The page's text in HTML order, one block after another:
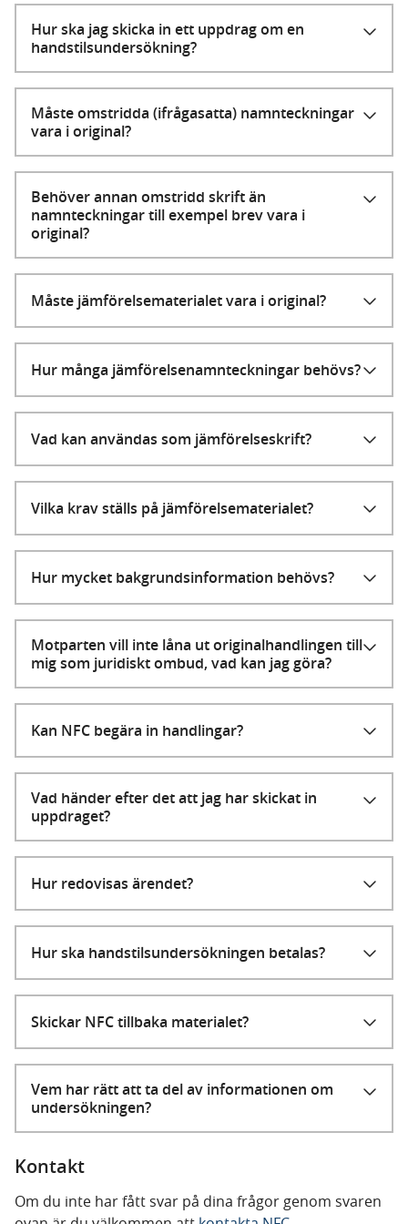
Hur ska jag skicka in ett uppdrag om en
handstilsundersökning?
Måste omstridda (ifrågasatta) namnteckningar
vara i original?
Behöver annan omstridd skrift än
namnteckningar till exempel brev vara i
original?
Måste jämförelsematerialet vara i original?
Hur många jämförelsenamnteckningar behövs?
Vad kan användas som jämförelseskrift?
Vilka krav ställs på jämförelsematerialet?
Hur mycket bakgrundsinformation behövs?
Motparten vill inte låna ut originalhandlingen till
mig som juridiskt ombud, vad kan jag göra?
Kan NFC begära in handlingar?
Vad händer efter det att jag har skickat in
uppdraget?
Hur redovisas ärendet?
Hur ska handstilsundersökningen betalas?
Skickar NFC tillbaka materialet?
Vem har rätt att ta del av informationen om
undersökningen?
Kontakt
Om du inte har fått svar på dina frågor genom svaren